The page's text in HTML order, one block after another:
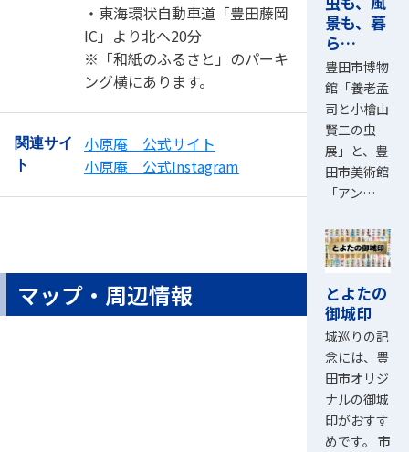
・東海環状自動車道「豊田藤岡
IC」より北へ20分
※「和紙のふるさと」のパーキ
ング横にあります。
関連サイ
ト
小原庵 公式サイト
小原庵 公式Instagram
マップ・周辺情報
景も、暮
ら…
豊田市博物
館「養老孟
司と小檜山
賢二の虫
展」と、豊
田市美術館
「アン…
とよたの
御城印
城巡りの記
念には、豊
田市オリジ
ナルの御城
印がおすす
めです。 市